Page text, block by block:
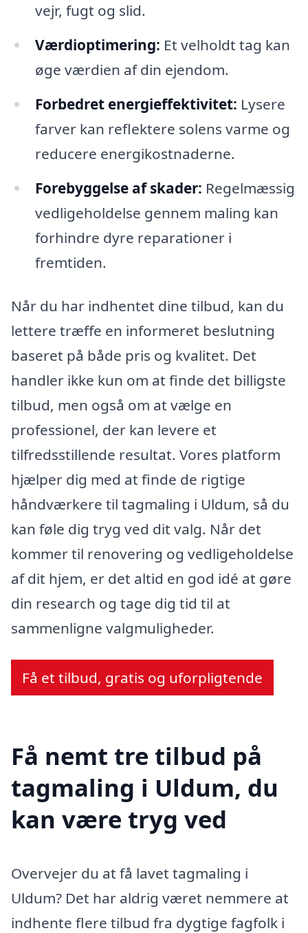
vejr, fugt og slid.
Værdioptimering: Et velholdt tag kan
øge værdien af din ejendom.
Forbedret energieffektivitet: Lysere
farver kan reflektere solens varme og
reducere energikostnaderne.
Forebyggelse af skader: Regelmæssig
vedligeholdelse gennem maling kan
forhindre dyre reparationer i
fremtiden.
Når du har indhentet dine tilbud, kan du
lettere træffe en informeret beslutning
baseret på både pris og kvalitet. Det
handler ikke kun om at finde det billigste
tilbud, men også om at vælge en
professionel, der kan levere et
tilfredsstillende resultat. Vores platform
hjælper dig med at finde de rigtige
håndværkere til tagmaling i Uldum, så du
kan føle dig tryg ved dit valg. Når det
kommer til renovering og vedligeholdelse
af dit hjem, er det altid en god idé at gøre
din research og tage dig tid til at
sammenligne valgmuligheder.
Få et tilbud, gratis og uforpligtende
Få nemt tre tilbud på
tagmaling i Uldum, du
kan være tryg ved
Overvejer du at få lavet tagmaling i
Uldum? Det har aldrig været nemmere at
indhente flere tilbud fra dygtige fagfolk i